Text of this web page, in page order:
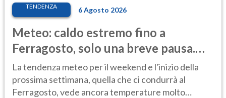
TENDENZA 6 Agosto 2026
Meteo: caldo estremo fino a
Ferragosto, solo una breve pausa.
Ecco dove
La tendenza meteo per il weekend e l'inizio della
prossima settimana, quella che ci condurrà al
Ferragosto, vede ancora temperature molto